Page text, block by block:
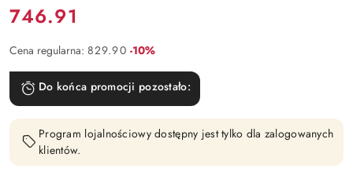
Cena:
746.91
Cena regularna: 829.90 Rabat:
-10%
Do końca promocji pozostało:
Program lojalnościowy dostępny jest tylko dla zalogowanych
klientów.